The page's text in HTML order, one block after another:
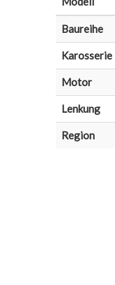
Baureihe
Karosserie
Motor
Lenkung
Region